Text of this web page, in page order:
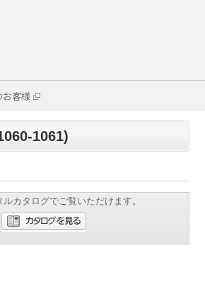
お客様
1061)
カタログでご覧いただけます。